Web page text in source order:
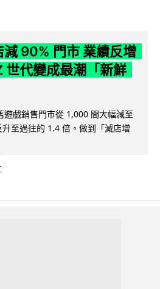
減 90% 門市 業績反增
世代變成最潮「新鮮
遊戲銷售門市從 1,000 間大幅減至
至過往的 1.4 倍。做到「減店增